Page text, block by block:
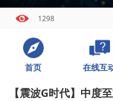
1298
首页 在线互
【震波G时代】中度